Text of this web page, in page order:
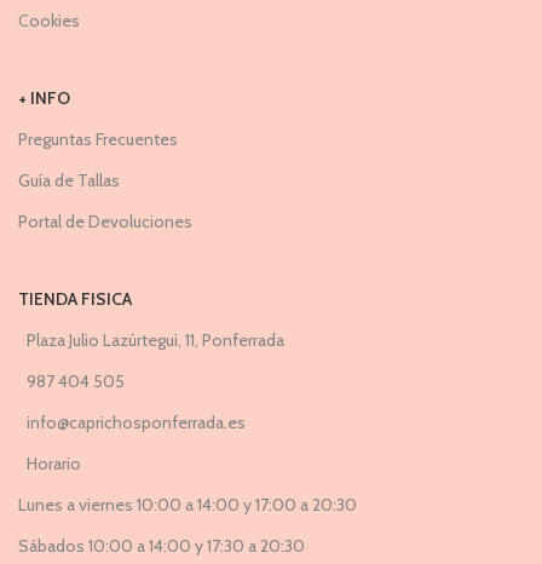
Cookies
+ INFO
Preguntas Frecuentes
Guía de Tallas
Portal de Devoluciones
TIENDA FISICA
Plaza Julio Lazúrtegui, 11, Ponferrada
987 404 505
info@caprichosponferrada.es
Horario
Lunes a viernes 10:00 a 14:00 y 17:00 a 20:30
Sábados 10:00 a 14:00 y 17:30 a 20:30